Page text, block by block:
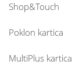
Shop&Touch
Poklon kartica
MultiPlus kartica